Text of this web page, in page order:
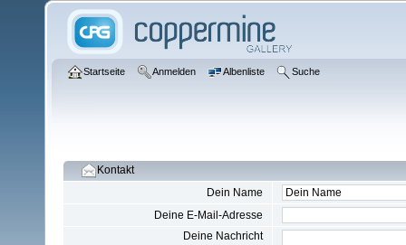
Startseite Anmelden Albenliste Suche
Kontakt
Dein Name
Deine E-Mail-Adresse
Deine Nachricht